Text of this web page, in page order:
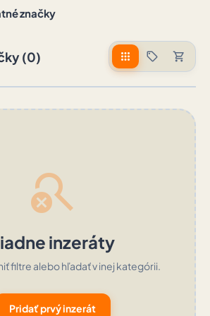
značky
(0) apps sell shopping_cart
search_off
inzeráty
filtre alebo hľadať v inej kategórii.
Pridať prvý inzerát